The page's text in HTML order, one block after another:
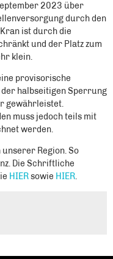
2023 über
durch den
ist durch die
und der Platz zum
klein.
provisorische
halbseitigen Sperrung
gewährleistet.
muss jedoch teils mit
werden.
Region. So
Die Schriftliche
HIERsowie HIER.